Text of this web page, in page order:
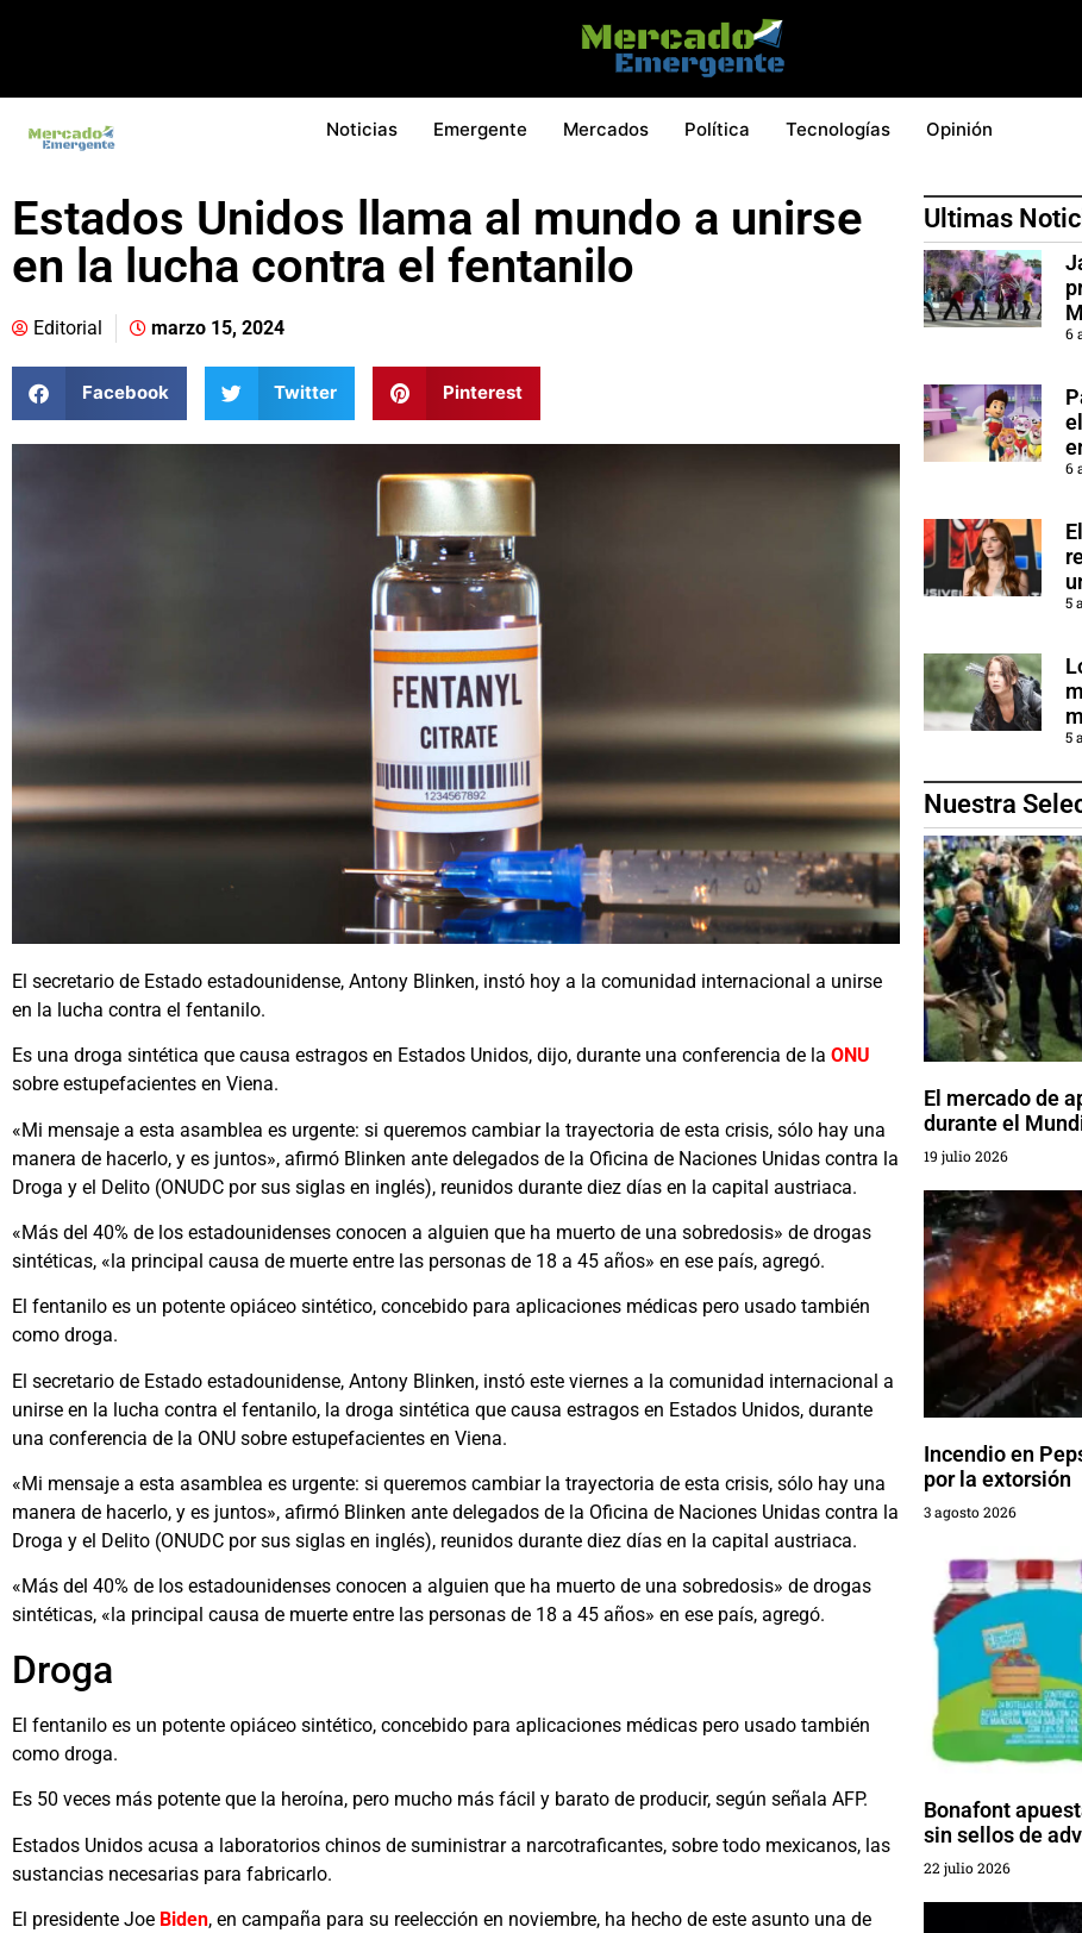
Noticias Emergente Mercados Política Tecnologías Opinión
Estados Unidos llama al mundo a unirse
en la lucha contra el fentanilo
Editorial marzo 15, 2024
Facebook Twitter Pinterest
El secretario de Estado estadounidense, Antony Blinken, instó hoy a la comunidad internacional a unirse
en la lucha contra el fentanilo.
Es una droga sintética que causa estragos en Estados Unidos, dijo, durante una conferencia de la ONU
sobre estupefacientes en Viena.
«Mi mensaje a esta asamblea es urgente: si queremos cambiar la trayectoria de esta crisis, sólo hay una
manera de hacerlo, y es juntos», afirmó Blinken ante delegados de la Oficina de Naciones Unidas contra la
Droga y el Delito (ONUDC por sus siglas en inglés), reunidos durante diez días en la capital austriaca.
«Más del 40% de los estadounidenses conocen a alguien que ha muerto de una sobredosis» de drogas
sintéticas, «la principal causa de muerte entre las personas de 18 a 45 años» en ese país, agregó.
El fentanilo es un potente opiáceo sintético, concebido para aplicaciones médicas pero usado también
como droga.
El secretario de Estado estadounidense, Antony Blinken, instó este viernes a la comunidad internacional a
unirse en la lucha contra el fentanilo, la droga sintética que causa estragos en Estados Unidos, durante
una conferencia de la ONU sobre estupefacientes en Viena.
«Mi mensaje a esta asamblea es urgente: si queremos cambiar la trayectoria de esta crisis, sólo hay una
manera de hacerlo, y es juntos», afirmó Blinken ante delegados de la Oficina de Naciones Unidas contra la
Droga y el Delito (ONUDC por sus siglas en inglés), reunidos durante diez días en la capital austriaca.
«Más del 40% de los estadounidenses conocen a alguien que ha muerto de una sobredosis» de drogas
sintéticas, «la principal causa de muerte entre las personas de 18 a 45 años» en ese país, agregó.
Droga
El fentanilo es un potente opiáceo sintético, concebido para aplicaciones médicas pero usado también
como droga.
Es 50 veces más potente que la heroína, pero mucho más fácil y barato de producir, según señala AFP.
Estados Unidos acusa a laboratorios chinos de suministrar a narcotraficantes, sobre todo mexicanos, las
sustancias necesarias para fabricarlo.
El presidente Joe Biden, en campaña para su reelección en noviembre, ha hecho de este asunto una de
Ultimas
6
6
5
5
Nuestra
El mercado de
durante el
19 julio 2026
Incendio en
por la extorsión
3 agosto 2026
Bonafont
sin sellos de
22 julio 2026